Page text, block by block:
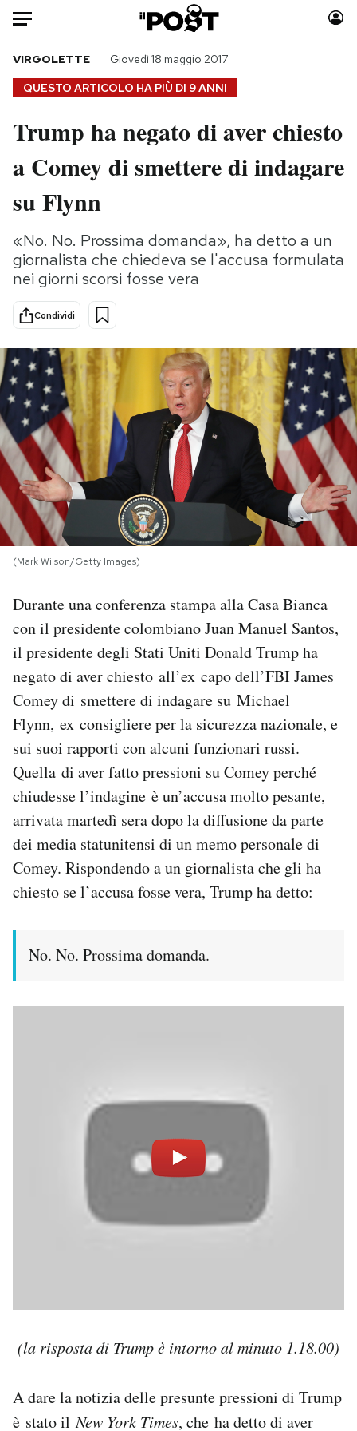
Auto
HOME
Italia
Politica
Tecnologia
Scienza
Cultura
Sport
Moda
Consumismi
Media
PODCAST
NEWSLETTER
I MIEI PREFERITI
SHOP
CALENDARIO
AREA PERSONALE
Area Personale
Newsletter
Notifiche mobile
Regala il Post
Hai bisogno di aiuto?
QUESTO ARTICOLO HA PIÙ DI 9 ANNI
VIRGOLETTE Giovedì 18 maggio 2017
Trump ha negato di aver chiesto
a Comey di smettere di indagare
su Flynn
«No. No. Prossima domanda», ha detto a un
giornalista che chiedeva se l'accusa formulata
nei giorni scorsi fosse vera
Condividi
(Mark Wilson/Getty Images)
Durante una conferenza stampa alla Casa Bianca
con il presidente colombiano Juan Manuel Santos,
il presidente degli Stati Uniti Donald Trump ha
negato di aver chiesto all’ex capo dell’FBI James
Comey di smettere di indagare su Michael
Flynn, ex consigliere per la sicurezza nazionale, e
sui suoi rapporti con alcuni funzionari russi.
Quella di aver fatto pressioni su Comey perché
chiudesse l’indagine è un’accusa molto pesante,
arrivata martedì sera dopo la diffusione da parte
dei media statunitensi di un memo personale di
Comey. Rispondendo a un giornalista che gli ha
chiesto se l’accusa fosse vera, Trump ha detto:
No. No. Prossima domanda.
(la risposta di Trump è intorno al minuto 1.18.00)
A dare la notizia delle presunte pressioni di Trump
è stato ilNew York Times, che ha detto di aver